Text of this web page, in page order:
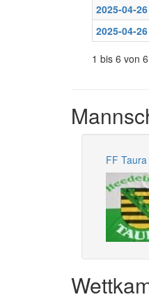
2025-04-26
2025-04-26
1 bis 6 von
FF Taura